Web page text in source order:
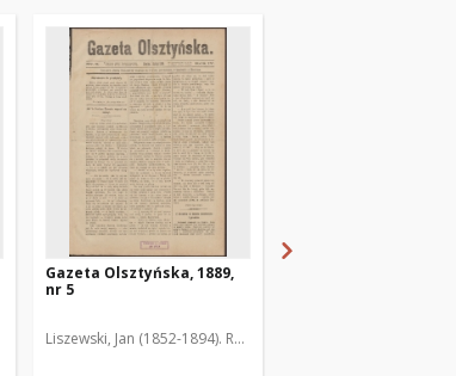
Gazeta Olsztyńska, 1889,
nr 5
Liszewski, Jan (1852-1894). Red.